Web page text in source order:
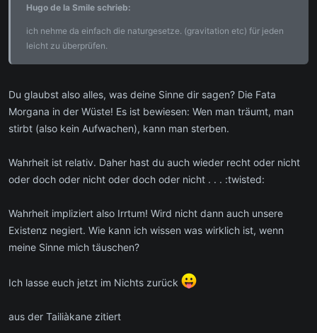
Hugo de la Smile schrieb:
ich nehme da einfach die naturgesetze. (gravitation etc) für jeden
leicht zu überprüfen.
Du glaubst also alles, was deine Sinne dir sagen? Die Fata
Morgana in der Wüste! Es ist bewiesen: Wen man träumt, man
stirbt (also kein Aufwachen), kann man sterben.
Wahrheit ist relativ. Daher hast du auch wieder recht oder nicht
oder doch oder nicht oder doch oder nicht . . . :twisted:
Wahrheit impliziert also Irrtum! Wird nicht dann auch unsere
Existenz negiert. Wie kann ich wissen was wirklich ist, wenn
meine Sinne mich täuschen?
Ich lasse euch jetzt im Nichts zurück
aus der Tailiàkane zitiert